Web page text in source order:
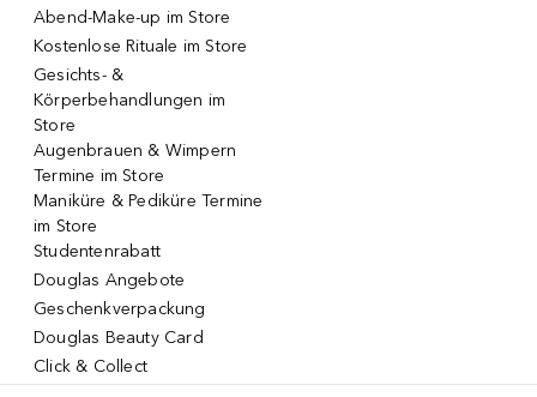
Abend-Make-up im Store
Kostenlose Rituale im Store
Gesichts- &
Körperbehandlungen im
Store
Augenbrauen & Wimpern
Termine im Store
Maniküre & Pediküre Termine
im Store
Studentenrabatt
Douglas Angebote
Geschenkverpackung
Douglas Beauty Card
Click & Collect